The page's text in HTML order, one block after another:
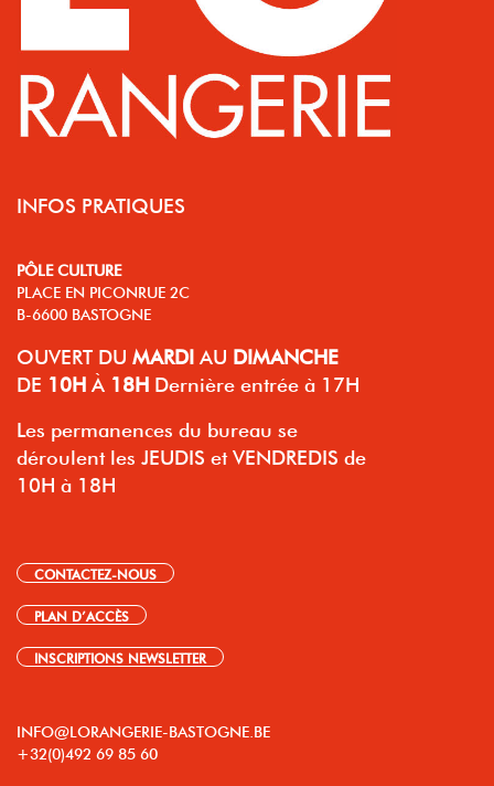
INFOS PRATIQUES
PÔLE CULTURE
PLACE EN PICONRUE 2C
B-6600 BASTOGNE
OUVERT DU MARDI AU DIMANCHE
DE 10H À 18H Dernière entrée à 17H
Les permanences du bureau se
déroulent les JEUDIS et VENDREDIS de
10H à 18H
CONTACTEZ-NOUS
PLAN D’ACCÈS
INSCRIPTIONS NEWSLETTER
INFO@LORANGERIE-BASTOGNE.BE
+32(0)492 69 85 60